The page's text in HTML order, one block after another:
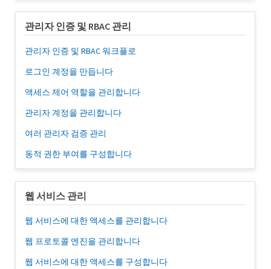
관리자 인증 및 RBAC 관리
관리자 인증 및 RBAC 워크플로
로그인 계정을 만듭니다
액세스 제어 역할을 관리합니다
관리자 계정을 관리합니다
여러 관리자 검증 관리
동적 권한 부여를 구성합니다
웹 서비스 관리
웹 서비스에 대한 액세스를 관리합니다
웹 프로토콜 엔진을 관리합니다
웹 서비스에 대한 액세스를 구성합니다